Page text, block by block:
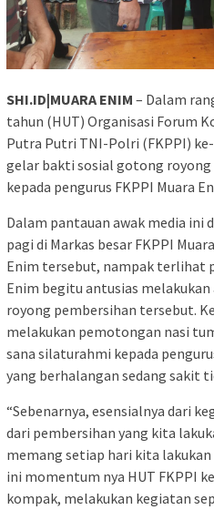
SHI.ID|MUARA ENIM – Dalam
tahun (HUT) Organisasi Forum
Putra Putri TNI-Polri (FKPPI)
gelar bakti sosial gotong royong
kepada pengurus FKPPI Muara
Dalam pantauan awak media ini
pagi di Markas besar FKPPI
Enim tersebut, nampak terlihat
Enim begitu antusias
royong pembersihan tersebut.
melakukan pemotongan nasi
sana silaturahmi kepada
yang berhalangan sedang sakit
“Sebenarnya, esensialnya dari
dari pembersihan yang kita
memang setiap hari kita
ini momentum nya HUT FKPPI
kompak, melakukan kegiatan